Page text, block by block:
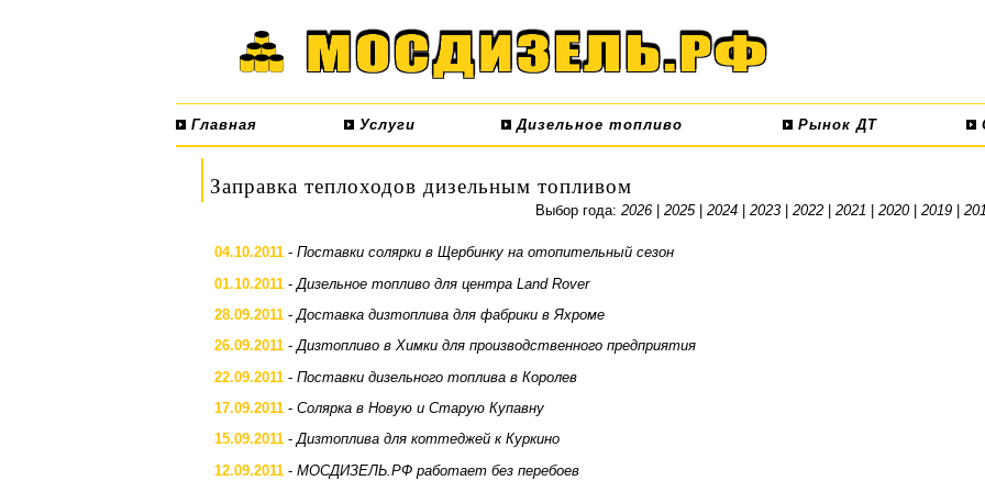
Главная Услуги Дизельное топливо Рынок ДТ
Заправка теплоходов дизельным топливом
Выбор года: 2026 2025| 2024 2023 2022 2021 2020| 2019
04.10.2011 - Поставки солярки в Щербинку на отопительный сезон
01.10.2011 - Дизельное топливо для центра Land Rover
28.09.2011 - Доставка дизтоплива для фабрики в Яхроме
26.09.2011 -Дизтопливо в Химки для производственного предприятия
22.09.2011 - Поставки дизельного топлива в Королев
17.09.2011 - Солярка в Новую и Старую Купавну
15.09.2011 -Дизтоплива для коттеджей к Куркино
12.09.2011 - МОСДИЗЕЛЬ.РФ работает без перебоев